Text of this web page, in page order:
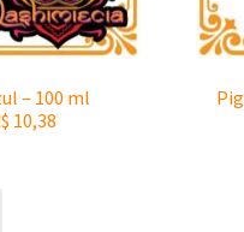
– 100 ml
10,38